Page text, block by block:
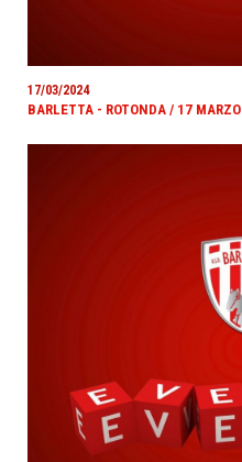
17/03/2024
BARLETTA - ROTONDA / 17 MARZO